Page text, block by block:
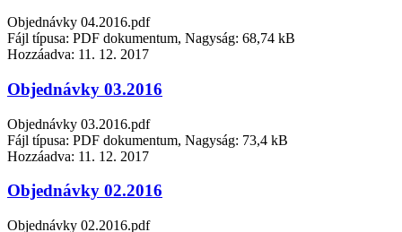
Objednávky 04.2016.pdf
Fájl típusa: PDF dokumentum, Nagyság: 68,74 kB
Hozzáadva: 11. 12. 2017
Objednávky 03.2016
Objednávky 03.2016.pdf
Fájl típusa: PDF dokumentum, Nagyság: 73,4 kB
Hozzáadva: 11. 12. 2017
Objednávky 02.2016
Objednávky 02.2016.pdf